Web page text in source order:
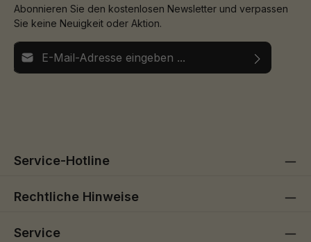
Abonnieren Sie den kostenlosen Newsletter und verpassen
Sie keine Neuigkeit oder Aktion.
E-Mail-Adresse*
Service-Hotline
Rechtliche Hinweise
Service